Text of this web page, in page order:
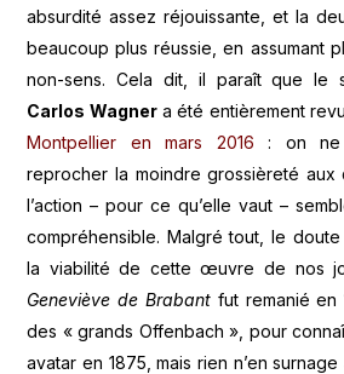
absurdité assez réjouissante, et la
beaucoup plus réussie, en assumant
non-sens. Cela dit, il paraît que le
Carlos Wagnera été entièrement
Montpellier en mars 2016 : on ne
reprocher la moindre grossièreté aux
l’action – pour ce qu’elle vaut –
compréhensible. Malgré tout, le
la viabilité de cette œuvre de nos
Geneviève de Brabant fut remanié en
des « grands Offenbach », pour
avatar en 1875, mais rien n’en